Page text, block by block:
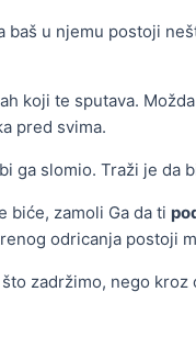
baš u njemu postoji
koji te sputava.
pred svima.
ga slomio. Traži je da
biće, zamoli Ga da ti
odricanja postoji
zadržimo, nego kroz